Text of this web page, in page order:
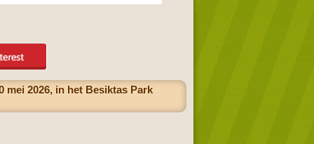
mei 2026, in het Besiktas Park